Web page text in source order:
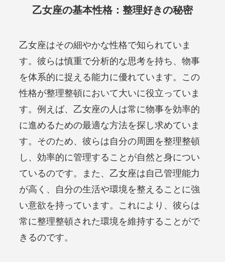
乙女座の基本性格：整理好きの秘密
乙女座はその細やかな性格で知られていま
す。彼らは慎重で分析的な思考を持ち、物事
を体系的に捉える能力に優れています。この
性格が整理整頓において大いに役立っていま
す。例えば、乙女座の人は常に物事を効率的
に進めるための最適な方法を探し求めていま
す。そのため、彼らは自分の周囲を整理整頓
し、効率的に管理することが自然と身につい
ているのです。また、乙女座は自己管理能力
が高く、自分の生活や環境を整えることに強
い意欲を持っています。これにより、彼らは
常に整理整頓された環境を維持することがで
きるのです。